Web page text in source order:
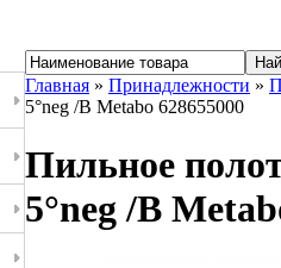
Главная » Принадлежности »
5°neg /B Metabo 628655000
Пильное
5°neg /B